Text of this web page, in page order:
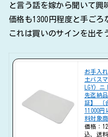
と言う話を嫁から聞いて興
価格も1300円程度と手ごろ
これは買いのサインを出そ
お手入
土バス
LGY)
先迄納
証】 〔
11000円
料対象商
価格：
込、送